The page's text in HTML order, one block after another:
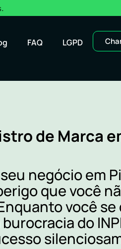
FAQ LGPD
de Marca
negócio em
que você
você
do